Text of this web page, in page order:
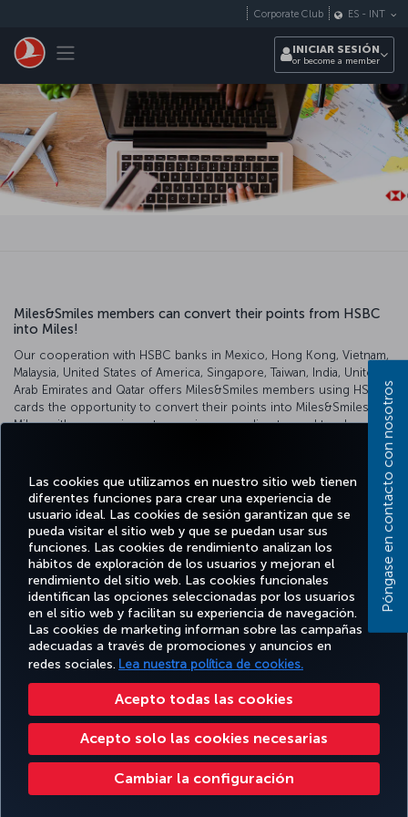
Las cookies que utilizamos en nuestro sitio web tienen
diferentes funciones para crear una experiencia de
usuario ideal. Las cookies de sesión garantizan que se
pueda visitar el sitio web y que se puedan usar sus
funciones. Las cookies de rendimiento analizan los
hábitos de exploración de los usuarios y mejoran el
rendimiento del sitio web. Las cookies funcionales
identifican las opciones seleccionadas por los usuarios
en el sitio web y facilitan su experiencia de navegación.
Las cookies de marketing informan sobre las campañas
adecuadas a través de promociones y anuncios en
redes sociales. Lea nuestra política de cookies.
Acepto todas las cookies
Acepto solo las cookies necesarias
Cambiar la configuración
Toggle navigation
Corporate Club ES - INT
INICIAR SESIÓN
or become a member
Miles&Smiles members can convert their points from HSBC
into Miles!
Our cooperation with HSBC banks in Mexico, Hong Kong, Vietnam,
Malaysia, United States of America, Singapore, Taiwan, India, United
Arab Emirates and Qatar offers Miles&Smiles members using HSBC
cards the opportunity to convert their points into Miles&Smiles
Miles, with conversion rates varying according to card type!
Facebook
TwitterInstagram
YouTubeLinkedIn
TikTokBlog Pinterest
RESERVE Y
GESTIONE
DISFRUTE
DE
Y
DESTINOS
AYUDA MILES&SMILES
Cambiar la configuración de cookies Programa de atención al cliente DOT de EE. UU.
Derechos de los interesados de la UE
Turkish Airlines Copyright © 1996 - 2026
Póngase en contacto con nosotros